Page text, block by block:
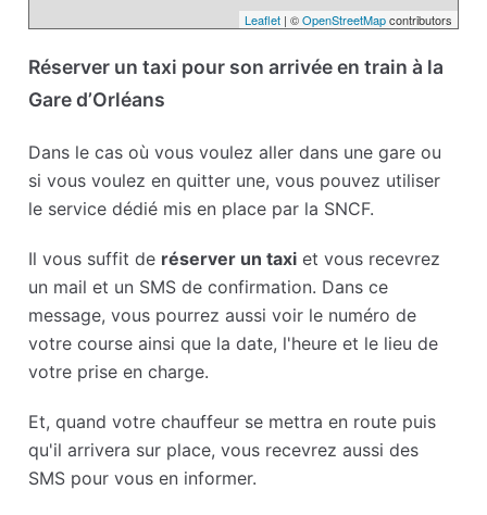
Leaflet| ©OpenStreetMapcontributors
Réserver un taxi pour son arrivée en train à la
Gare d’Orléans
Dans le cas où vous voulez aller dans une gare ou
si vous voulez en quitter une, vous pouvez utiliser
le service dédié mis en place par la SNCF.
Il vous suffit de réserver un taxi et vous recevrez
un mail et un SMS de confirmation. Dans ce
message, vous pourrez aussi voir le numéro de
votre course ainsi que la date, l'heure et le lieu de
votre prise en charge.
Et, quand votre chauffeur se mettra en route puis
qu'il arrivera sur place, vous recevrez aussi des
SMS pour vous en informer.